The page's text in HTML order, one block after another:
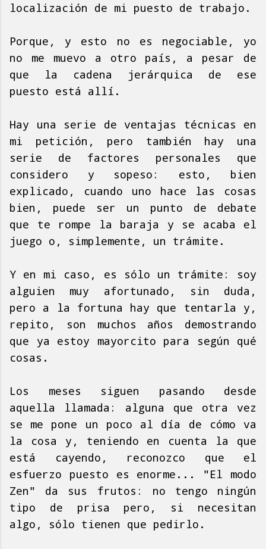
localización de mi puesto de trabajo.
Porque, y esto no es negociable, yo
no me muevo a otro país, a pesar de
que la cadena jerárquica de ese
puesto está allí.
Hay una serie de ventajas técnicas en
mi petición, pero también hay una
serie de factores personales que
considero y sopeso: esto, bien
explicado, cuando uno hace las cosas
bien, puede ser un punto de debate
que te rompe la baraja y se acaba el
juego o, simplemente, un trámite.
Y en mi caso, es sólo un trámite: soy
alguien muy afortunado, sin duda,
pero a la fortuna hay que tentarla y,
repito, son muchos años demostrando
que ya estoy mayorcito para según qué
cosas.
Los meses siguen pasando desde
aquella llamada: alguna que otra vez
se me pone un poco al día de cómo va
la cosa y, teniendo en cuenta la que
está cayendo, reconozco que el
esfuerzo puesto es enorme... "El modo
Zen" da sus frutos: no tengo ningún
tipo de prisa pero, si necesitan
algo, sólo tienen que pedirlo.